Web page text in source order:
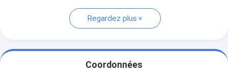
Regardez plus
Coordonnées